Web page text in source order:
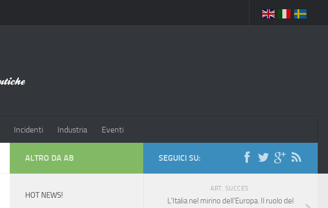
Incidenti Industria Eventi
SEGUICI SU:
ART. SUCCES.
L’Italia nel mirino dell’Europa. Il ruolo del
ALTRO DA AB
HOT NEWS!